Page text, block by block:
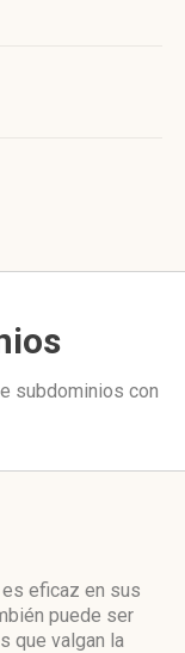
subdominios con
eficaz en sus
puede ser
que valgan la